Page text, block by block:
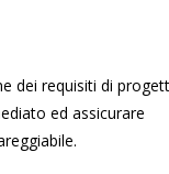
dei requisiti di
ed assicurare